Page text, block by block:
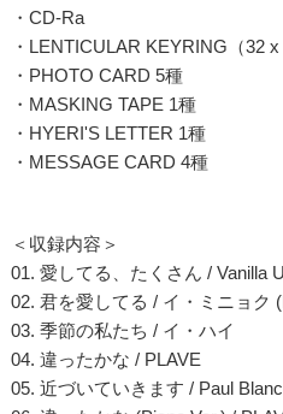
・CD-Ra
・LENTICULAR KEYRING（32 x
・PHOTO CARD 5種
・MASKING TAPE 1種
・HYERI'S LETTER 1種
・MESSAGE CARD 4種
＜収録内容＞
01. 愛してる、たくさん / Vanilla
02. 君を愛してる / イ・ミニョク
03. 季節の私たち / イ・ハイ
04. 違ったかな / PLAVE
05. 近づいていきます / Paul